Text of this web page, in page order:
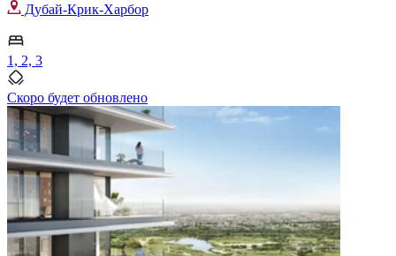
Дубай-Крик-Харбор
1, 2, 3
Скоро будет обновлено